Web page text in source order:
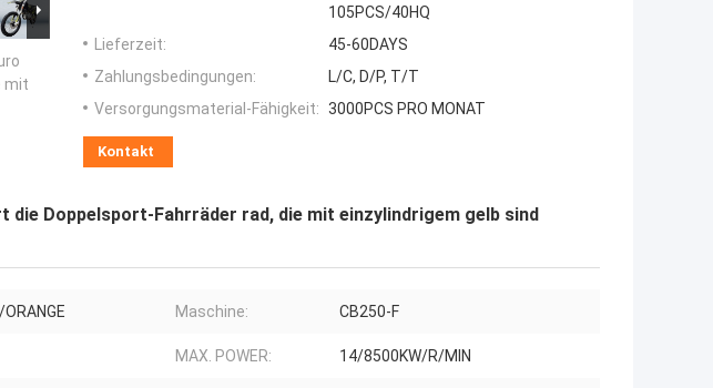
mit
105PCS/40HQ
Lieferzeit:
45-60DAYS
Zahlungsbedingungen:
L/C, D/P, T/T
Versorgungsmaterial-Fähigkeit: 3000PCS PRO MONAT
Kontakt
die Doppelsport-Fahrräder rad, die mit einzylindrigem gelb sind
Maschine: CB250-F
MAX. POWER: 14/8500KW/R/MIN